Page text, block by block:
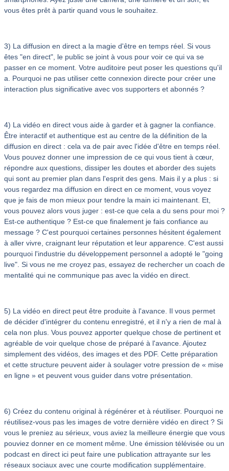
vous êtes prêt à partir quand vous le souhaitez.
3) La diffusion en direct a la magie d'être en temps réel. Si vous
êtes "en direct", le public se joint à vous pour voir ce qui va se
passer en ce moment. Votre auditoire peut poser les questions qu'il
a. Pourquoi ne pas utiliser cette connexion directe pour créer une
interaction plus significative avec vos supporters et abonnés ?
4) La vidéo en direct vous aide à garder et à gagner la confiance.
Être interactif et authentique est au centre de la définition de la
diffusion en direct : cela va de pair avec l'idée d'être en temps réel.
Vous pouvez donner une impression de ce qui vous tient à cœur,
répondre aux questions, dissiper les doutes et aborder des sujets
qui sont au premier plan dans l'esprit des gens. Mais il y a plus : si
vous regardez ma diffusion en direct en ce moment, vous voyez
que je fais de mon mieux pour tendre la main ici maintenant. Et,
vous pouvez alors vous juger : est-ce que cela a du sens pour moi ?
Est-ce authentique ? Est-ce que finalement je fais confiance au
message ? C'est pourquoi certaines personnes hésitent également
à aller vivre, craignant leur réputation et leur apparence. C'est aussi
pourquoi l'industrie du développement personnel a adopté le "going
live". Si vous ne me croyez pas, essayez de rechercher un coach de
mentalité qui ne communique pas avec la vidéo en direct.
5) La vidéo en direct peut être produite à l'avance. Il vous permet
de décider d'intégrer du contenu enregistré, et il n'y a rien de mal à
cela non plus. Vous pouvez apporter quelque chose de pertinent et
agréable de voir quelque chose de préparé à l'avance. Ajoutez
simplement des vidéos, des images et des PDF. Cette préparation
et cette structure peuvent aider à soulager votre pression de « mise
en ligne » et peuvent vous guider dans votre présentation.
6) Créez du contenu original à régénérer et à réutiliser. Pourquoi ne
réutilisez-vous pas les images de votre dernière vidéo en direct ? Si
vous le preniez au sérieux, vous aviez la meilleure énergie que vous
pouviez donner en ce moment même. Une émission télévisée ou un
podcast en direct ici peut faire une publication attrayante sur les
réseaux sociaux avec une courte modification supplémentaire.